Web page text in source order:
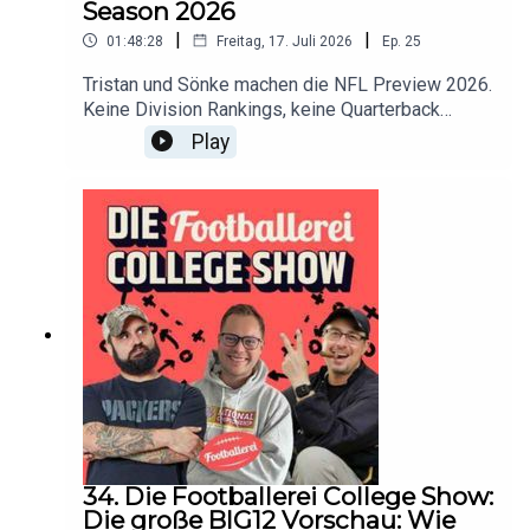
überraschen? All das erfahrt ihr in dieser Folge.
Season 2026
01:48:28 | Freitag, 17. Juli 2026 | Ep. 25
Tristan und Sönke machen die NFL Preview 2026.
Keine Division Rankings, keine Quarterback
Analysen. Sondern: Was sind die Themen, die
diese Saison beherrschen werden? Worüber wird
Saison ein Filmplakat verdient: Was wären die
Taglines der Teams?
Play
34. Die Footballerei College Show:
Die große BIG12 Vorschau: Wie